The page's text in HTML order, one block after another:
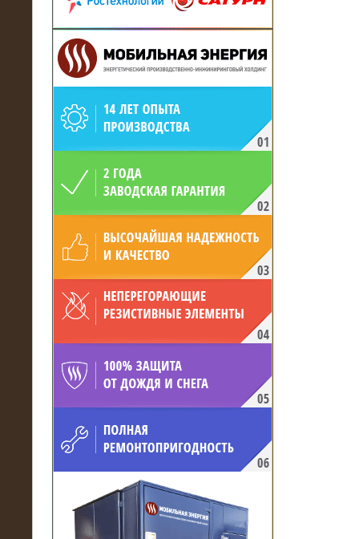
произведён высоковольтный
нагрузочный комплекс 24 МВт с
напряжением 6/10 кВ
15.04.2017
Нагрузочный комплекс 16 МВт с